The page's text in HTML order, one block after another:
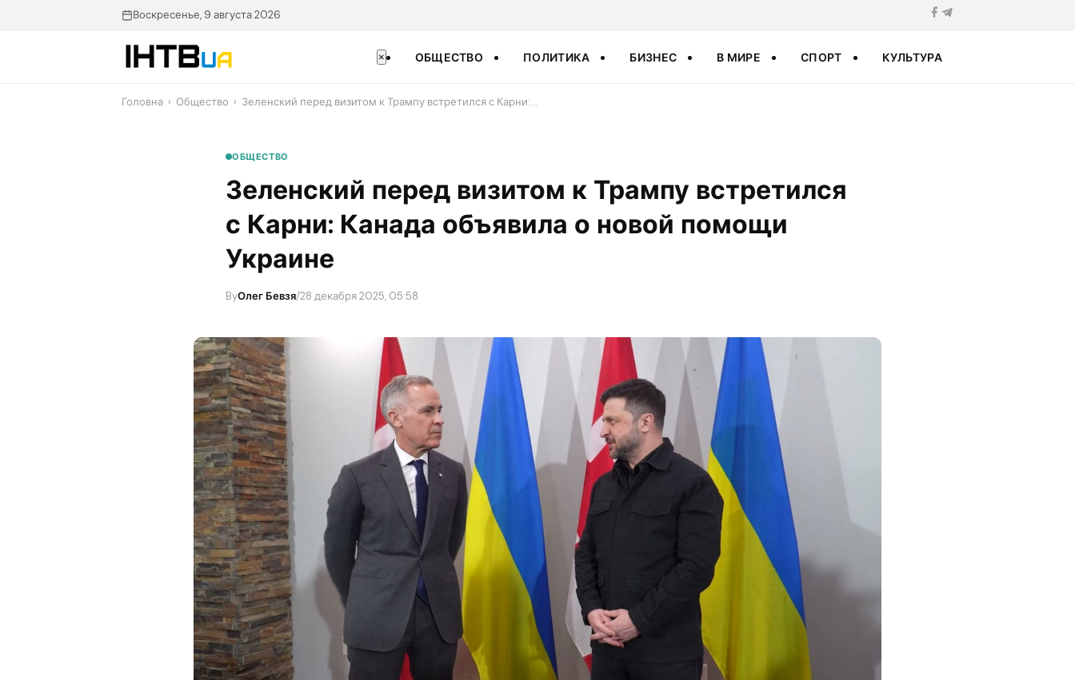
Воскресенье, 9 августа 2026
× ОБЩЕСТВО ПОЛИТИКА БИЗНЕС В МИРЕ СПОРТ КУЛЬТУРА
Головна › Общество › Зеленский перед визитом к Трампу встретился с Карни:…
ОБЩЕСТВО
Зеленский перед визитом к Трампу встретился
с Карни: Канада объявила о новой помощи
Украине
ByОлег Бевзя/28 декабря 2025, 05:58